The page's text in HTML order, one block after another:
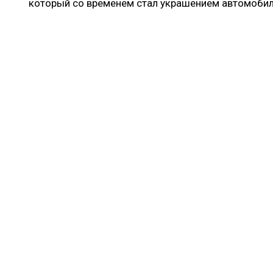
который со временем стал украшением